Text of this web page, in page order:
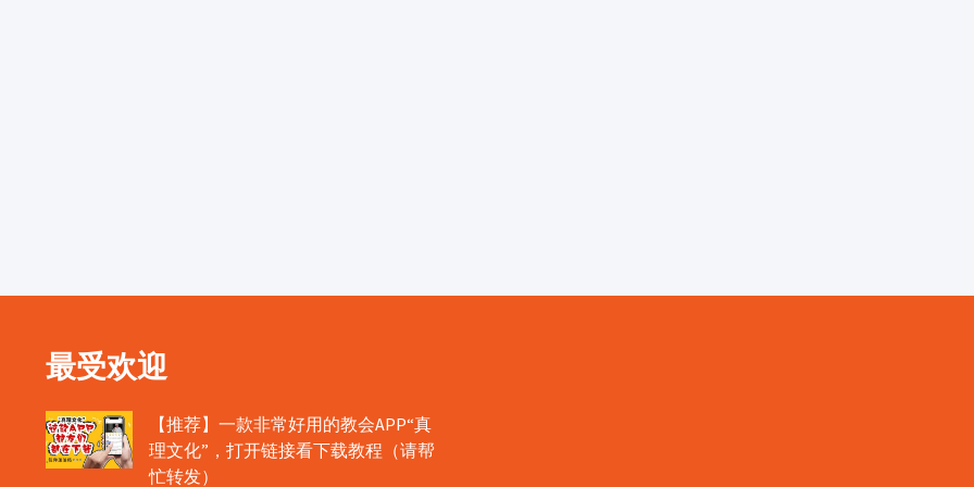
最受欢迎
【推荐】一款非常好用的教会APP“真
理文化”，打开链接看下载教程（请帮
忙转发）